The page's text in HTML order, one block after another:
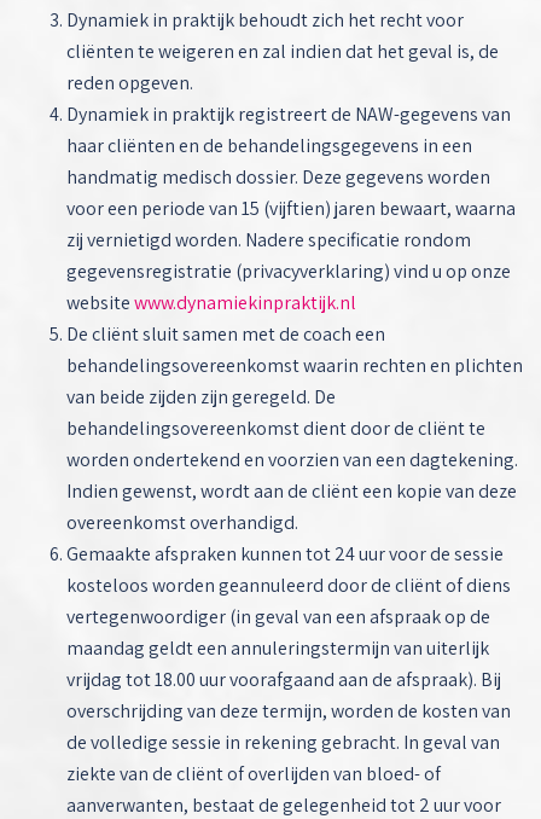
Dynamiek in praktijk behoudt zich het recht voor
cliënten te weigeren en zal indien dat het geval is, de
reden opgeven.
Dynamiek in praktijk registreert de NAW-gegevens van
haar cliënten en de behandelingsgegevens in een
handmatig medisch dossier. Deze gegevens worden
voor een periode van 15 (vijftien) jaren bewaart, waarna
zij vernietigd worden. Nadere specificatie rondom
gegevensregistratie (privacyverklaring) vind u op onze
websitewww.dynamiekinpraktijk.nl
De cliënt sluit samen met de coach een
behandelingsovereenkomst waarin rechten en plichten
van beide zijden zijn geregeld. De
behandelingsovereenkomst dient door de cliënt te
worden ondertekend en voorzien van een dagtekening.
Indien gewenst, wordt aan de cliënt een kopie van deze
overeenkomst overhandigd.
Gemaakte afspraken kunnen tot 24 uur voor de sessie
kosteloos worden geannuleerd door de cliënt of diens
vertegenwoordiger (in geval van een afspraak op de
maandag geldt een annuleringstermijn van uiterlijk
vrijdag tot 18.00 uur voorafgaand aan de afspraak). Bij
overschrijding van deze termijn, worden de kosten van
de volledige sessie in rekening gebracht. In geval van
ziekte van de cliënt of overlijden van bloed- of
aanverwanten, bestaat de gelegenheid tot 2 uur voor